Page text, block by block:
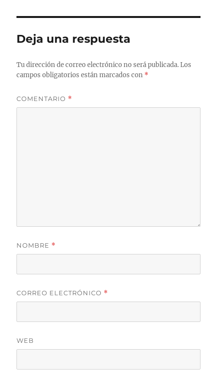
Deja una respuesta
Tu dirección de correo electrónico no será publicada. Los
campos obligatorios están marcados con *
COMENTARIO *
NOMBRE *
CORREO ELECTRÓNICO *
WEB